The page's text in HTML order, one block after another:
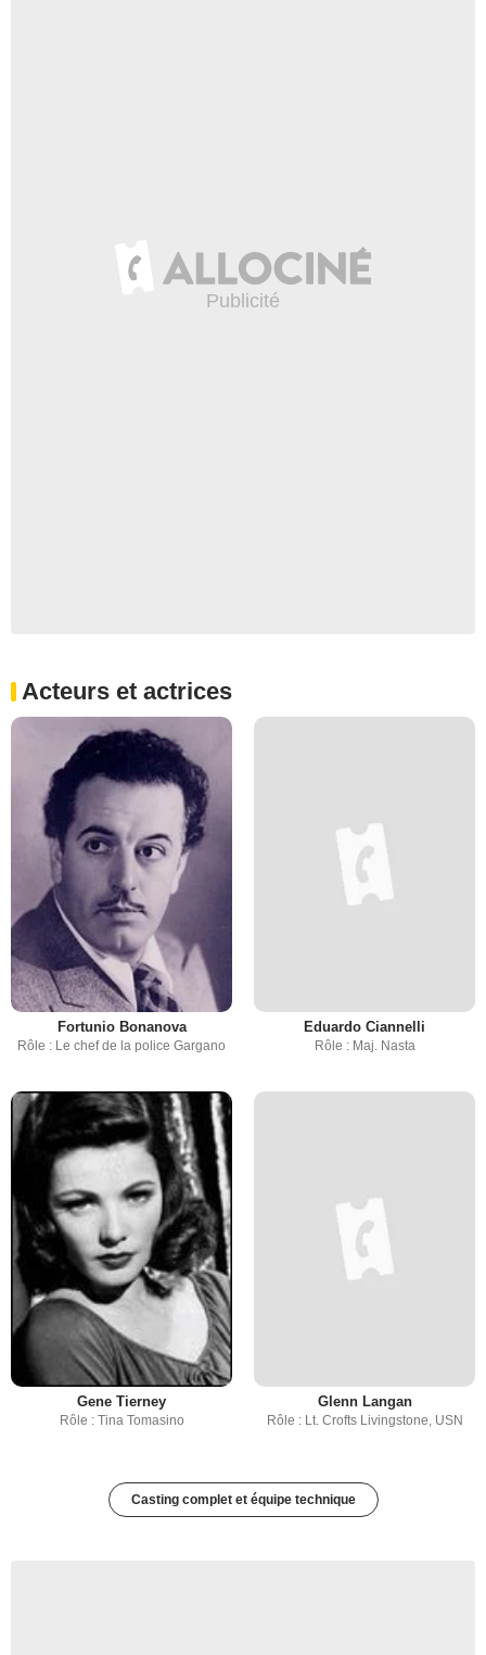
Acteurs et actrices
Fortunio Bonanova
Rôle : Le chef de la police Gargano
Eduardo Ciannelli
Rôle : Maj. Nasta
Gene Tierney
Rôle : Tina Tomasino
Glenn Langan
Rôle : Lt. Crofts Livingstone, USN
Casting complet et équipe technique